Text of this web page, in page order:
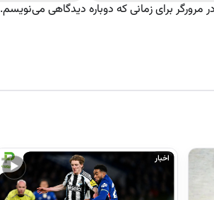
برای زمانی که دوباره دیدگاهی می‌نویسم.
▶
اخبار